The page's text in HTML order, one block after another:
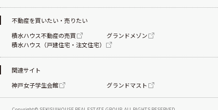
不動産を買いたい・売りたい
積水ハウス不動産の売買
グランドメゾン
積水ハウス（戸建住宅・注文住宅）
関連サイト
神戸女子学生会館
グランドマスト